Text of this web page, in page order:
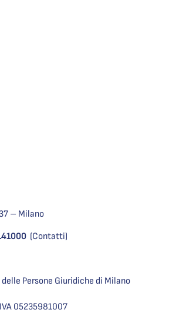
– Milano
(Contatti)
Persone Giuridiche di Milano
05235981007